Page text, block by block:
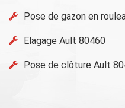
Pose de gazon en
Elagage Ault 80460
Pose de clôture Ault